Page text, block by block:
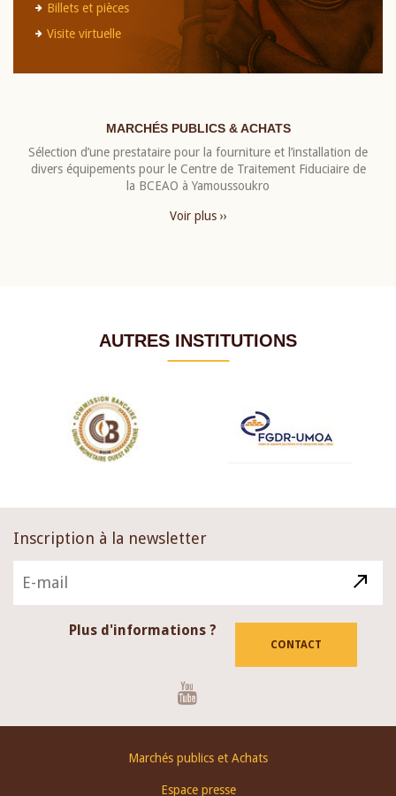
Billets et pièces
Visite virtuelle
MARCHÉS PUBLICS & ACHATS
Sélection d’une prestataire pour la fourniture et l’installation de
divers équipements pour le Centre de Traitement Fiduciaire de
la BCEAO à Yamoussoukro
Voir plus ››
AUTRES INSTITUTIONS
Inscription à la newsletter
Plus d'informations ?
CONTACT
Marchés publics et Achats
Espace presse